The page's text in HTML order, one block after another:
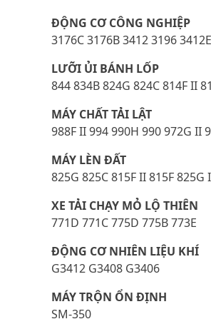
ĐỘNG CƠ CÔNG NGHIỆP
3176C 3176B 3412 3196
LƯỠI ỦI BÁNH LỐP
844 834B 824G 824C 814F II
MÁY CHẤT TẢI LẬT
988F II 994 990H 990 972G II
MÁY LÈN ĐẤT
825G 825C 815F II 815F
XE TẢI CHẠY MỎ LỘ THIÊN
771D 771C 775D 775B 773E
ĐỘNG CƠ NHIÊN LIỆU KHÍ
G3412 G3408 G3406
MÁY TRỘN ỔN ĐỊNH
SM-350